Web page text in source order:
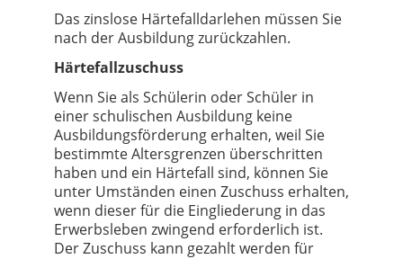
Das zinslose Härtefalldarlehen müssen Sie
nach der Ausbildung zurückzahlen.
Härtefallzuschuss
Wenn Sie als Schülerin oder Schüler in
einer schulischen Ausbildung keine
Ausbildungsförderung erhalten, weil Sie
bestimmte Altersgrenzen überschritten
haben und ein Härtefall sind, können Sie
unter Umständen einen Zuschuss erhalten,
wenn dieser für die Eingliederung in das
Erwerbsleben zwingend erforderlich ist.
Der Zuschuss kann gezahlt werden für